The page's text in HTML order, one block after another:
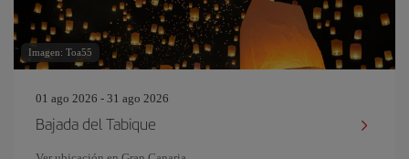
Imagen: Toa55
01 ago 2026 - 31 ago 2026
Bajada del Tabique